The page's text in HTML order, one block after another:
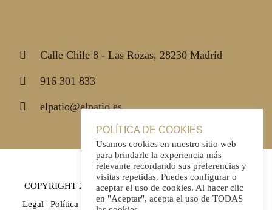
Calle Chile 8 - Las Rozas, 28230 Madrid
916 301 833
elpatio@elpatio.es
COPYRIGHT 2021 | El Patio|Política de Privacidad|Aviso
Legal| Política de Cookies| Todos los derechos reservados |
POLÍTICA DE COOKIES
Usamos cookies en nuestro sitio web
para brindarle la experiencia más
relevante recordando sus preferencias y
visitas repetidas. Puedes configurar o
aceptar el uso de cookies. Al hacer clic
en "Aceptar", acepta el uso de TODAS